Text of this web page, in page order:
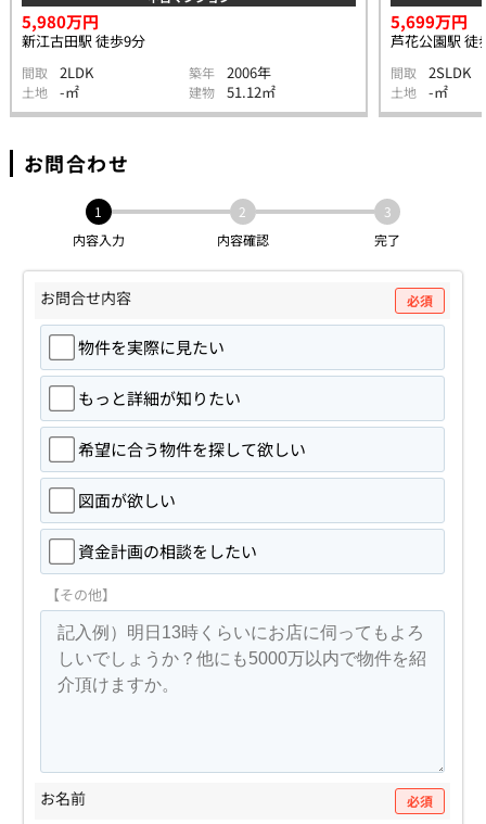
5,980万円
新江古田駅 徒歩9分
間取 2LDK 築年 2006年
土地 -㎡ 建物 51.12㎡
5,699万円
芦花公園駅 徒
間取 2SLDK
土地 -㎡
お問合わせ
1
内容入力
2
内容確認
3
完了
お問合せ内容 必須
物件を実際に見たい
もっと詳細が知りたい
希望に合う物件を探して欲しい
図面が欲しい
資金計画の相談をしたい
【その他】
お名前 必須